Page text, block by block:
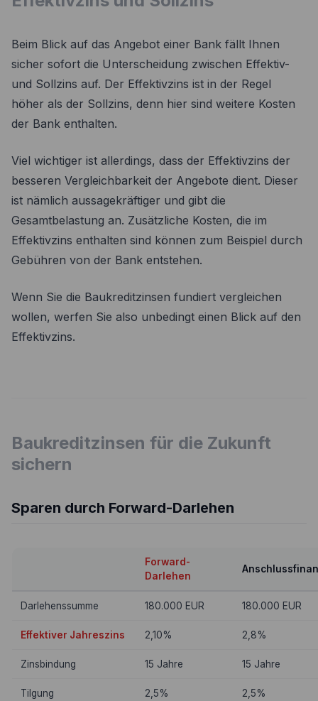
Beim Blick auf das Angebot einer Bank fällt Ihnen
sicher sofort die Unterscheidung zwischen Effektiv-
und Sollzins auf. Der Effektivzins ist in der Regel
höher als der Sollzins, denn hier sind weitere Kosten
der Bank enthalten.
Viel wichtiger ist allerdings, dass der Effektivzins der
besseren Vergleichbarkeit der Angebote dient. Dieser
ist nämlich aussagekräftiger und gibt die
Gesamtbelastung an. Zusätzliche Kosten, die im
Effektivzins enthalten sind können zum Beispiel durch
Gebühren von der Bank entstehen.
Wenn Sie die Baukreditzinsen fundiert vergleichen
wollen, werfen Sie also unbedingt einen Blick auf den
Effektivzins.
Baukreditzinsen für die Zukunft
sichern
Sparen durch Forward-Darlehen
Forward-
Darlehen
Darlehenssumme 180.000 EUR 180.000 EUR
Effektiver Jahreszins 2,10% 2,8%
Zinsbindung 15 Jahre 15 Jahre
Tilgung 2,5% 2,5%